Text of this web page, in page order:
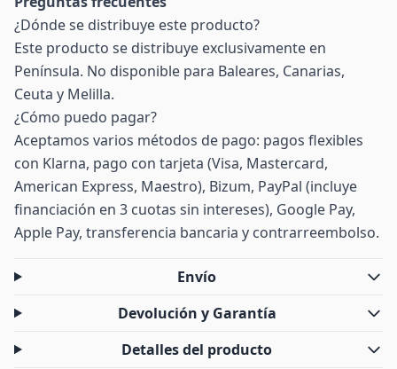
¿Dónde se distribuye este producto?
Este producto se distribuye exclusivamente en
Península. No disponible para Baleares, Canarias,
Ceuta y Melilla.
¿Cómo puedo pagar?
Aceptamos varios métodos de pago: pagos flexibles
con Klarna, pago con tarjeta (Visa, Mastercard,
American Express, Maestro), Bizum, PayPal (incluye
financiación en 3 cuotas sin intereses), Google Pay,
Apple Pay, transferencia bancaria y contrarreembolso.
Envío
Devolución y Garantía
Detalles del producto